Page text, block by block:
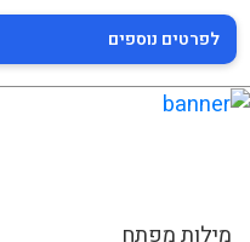
מילות מפתח
לפרטים נוספים